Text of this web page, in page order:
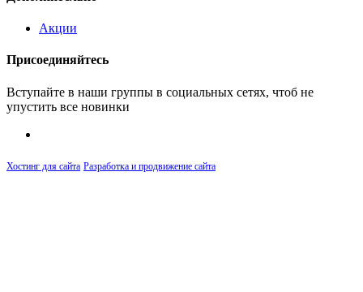
Акции
Присоединяйтесь
Вступайте в наши группы в социальных сетях, чтоб не
упустить все новинки
Хостинг для сайта Разработка и продвижение сайта